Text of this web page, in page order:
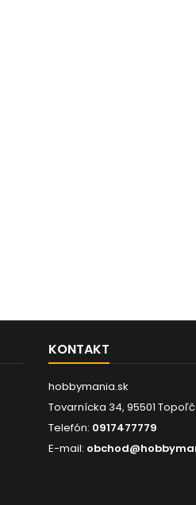
KONTAKT
hobbymania.sk
Tovarnícka 34, 95501
Telefón: 0917477779
E-mail: